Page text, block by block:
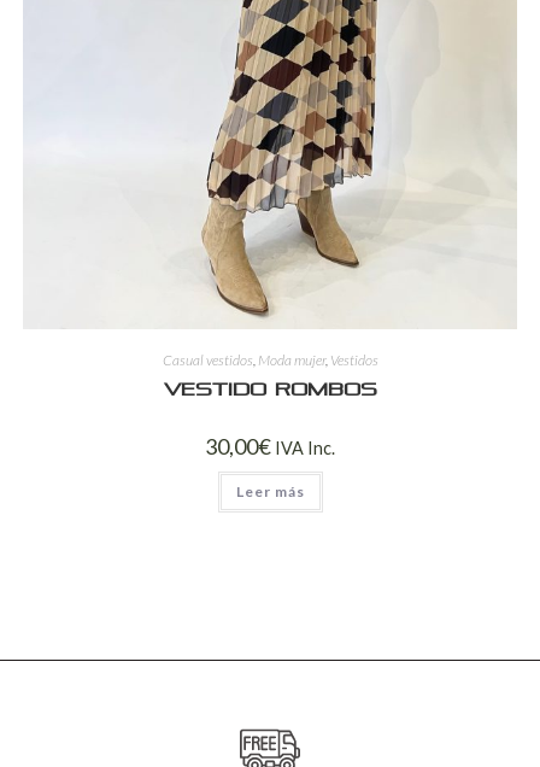
Casual vestidos Moda mujer, Vestidos
Vestido rombos
30,00€ IVA Inc.
Leer más